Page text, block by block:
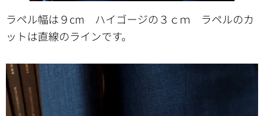
ラペル幅は９cm ハイゴージの３ｃｍ ラペルのカ
ットは直線のラインです。